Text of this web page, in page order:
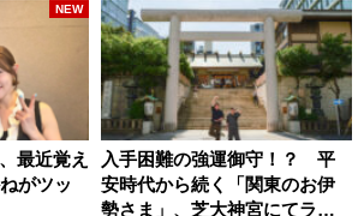
最近覚え
がツッ
NEW
入手困難の強運御守！？ 平
安時代から続く「関東のお伊
勢さま」、芝大神宮にてラン